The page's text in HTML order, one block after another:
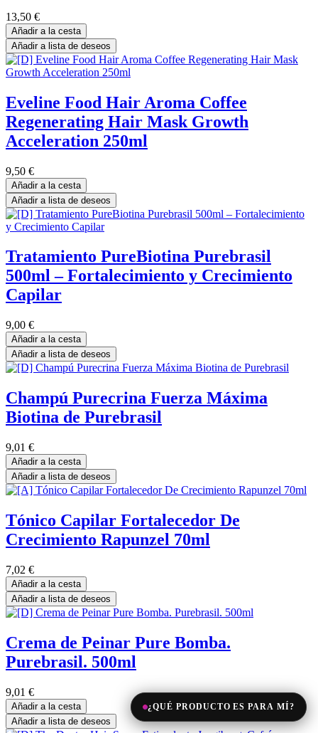
13,50 €
Añadir a la cesta
Añadir a lista de deseos
Eveline Food Hair Aroma Coffee
Regenerating Hair Mask Growth
Acceleration 250ml
9,50 €
Añadir a la cesta
Añadir a lista de deseos
Tratamiento PureBiotina Purebrasil
500ml – Fortalecimiento y Crecimiento
Capilar
9,00 €
Añadir a la cesta
Añadir a lista de deseos
Champú Purecrina Fuerza Máxima
Biotina de Purebrasil
9,01 €
Añadir a la cesta
Añadir a lista de deseos
Tónico Capilar Fortalecedor De
Crecimiento Rapunzel 70ml
7,02 €
Añadir a la cesta
Añadir a lista de deseos
Crema de Peinar Pure Bomba.
Purebrasil. 500ml
9,01 €
Añadir a la cesta
Añadir a lista de deseos
¿QUÉ PRODUCTO ES PARA MÍ?